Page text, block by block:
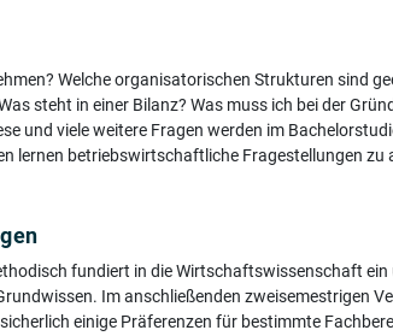
Welche organisatorischen Strukturen sind
steht in einer Bilanz? Was muss ich bei der
und viele weitere Fragen werden im
lernen betriebswirtschaftliche Fragestellungen
fundiert in die Wirtschaftswissenschaft
Im anschließenden zweisemestrigen
einige Präferenzen für bestimmte